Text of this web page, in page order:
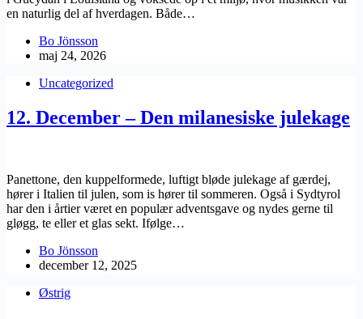
en naturlig del af hverdagen. Både…
Bo Jönsson
maj 24, 2026
Uncategorized
12. December – Den milanesiske julekage
Panettone, den kuppelformede, luftigt bløde julekage af gærdej,
hører i Italien til julen, som is hører til sommeren. Også i Sydtyrol
har den i årtier været en populær adventsgave og nydes gerne til
gløgg, te eller et glas sekt. Ifølge…
Bo Jönsson
december 12, 2025
Østrig